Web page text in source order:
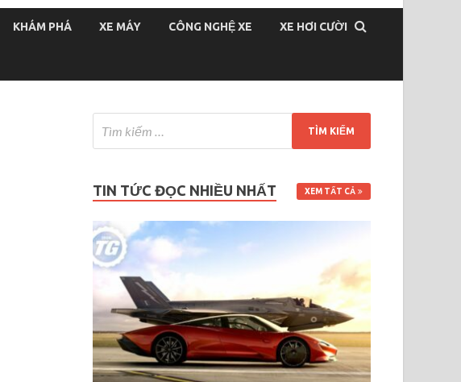
KHÁM PHÁ XE MÁY CÔNG NGHỆ XE XE HƠI CƯỜI
TIN TỨC ĐỌC NHIỀU NHẤT XEM TẤT CẢ